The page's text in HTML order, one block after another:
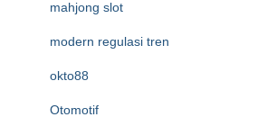
mahjong slot
modern regulasi tren
okto88
Otomotif